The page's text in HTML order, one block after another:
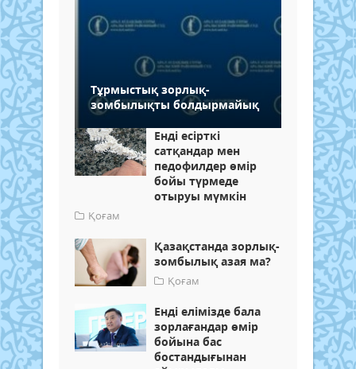
Тұрмыстық зорлық-
зомбылықты болдырмайық
Енді есірткі
сатқандар мен
педофилдер өмір
бойы түрмеде
отыруы мүмкін
Қоғам
Қазақстанда зорлық-
зомбылық азая ма?
Қоғам
Енді елімізде бала
зорлағандар өмір
бойына бас
бостандығынан